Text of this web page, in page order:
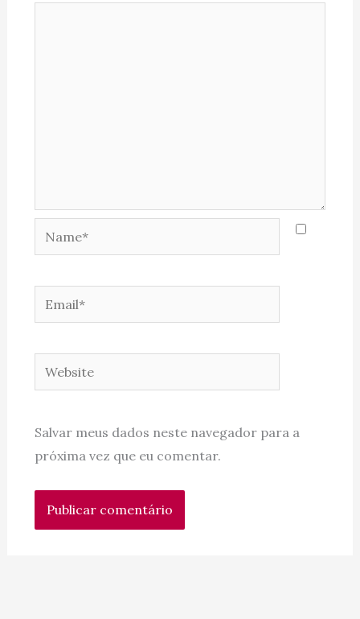
Name*
Email*
Website
Salvar meus dados neste navegador para a
próxima vez que eu comentar.